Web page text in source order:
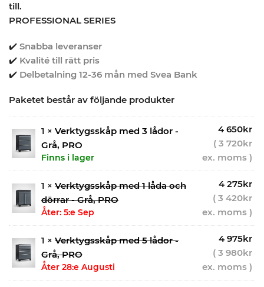
till.
PROFESSIONAL SERIES
✔️ Snabba leveranser
✔️ Kvalité till rätt pris
✔️ Delbetalning 12-36 mån med Svea Bank
Paketet består av följande produkter
1 × Verktygsskåp med 3 lådor -
Grå, PRO
Finns i lager
4 650kr
( 3 720kr
ex. moms )
1 × Verktygsskåp med 1 låda och
dörrar - Grå, PRO
Åter: 5:e Sep
4 275kr
( 3 420kr
ex. moms )
1 × Verktygsskåp med 5 lådor -
Grå, PRO
Åter 28:e Augusti
4 975kr
( 3 980kr
ex. moms )